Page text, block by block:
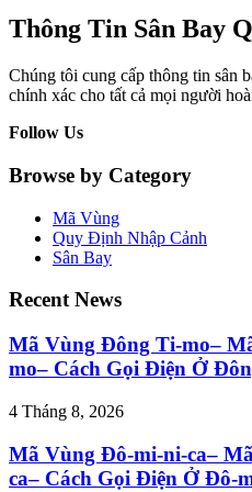
Thông Tin Sân Bay
Chúng tôi cung cấp thông tin sân
chính xác cho tất cả mọi người
Follow Us
Browse by Category
Mã Vùng
Quy Định Nhập Cảnh
Sân Bay
Recent News
Mã Vùng Đông Ti-mo–
mo– Cách Gọi Điện Ở
4 Tháng 8, 2026
Mã Vùng Đô-mi-ni-ca–
ca– Cách Gọi Điện Ở Đô-